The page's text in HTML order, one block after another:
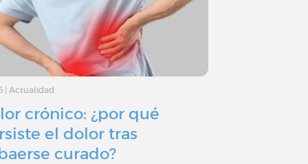
|Actualidad
crónico: ¿por qué
el dolor tras
curado?